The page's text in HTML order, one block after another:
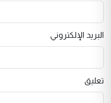
البريد الإلكتروني
تعليق